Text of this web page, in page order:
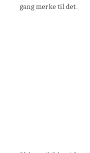
gang merke til det.